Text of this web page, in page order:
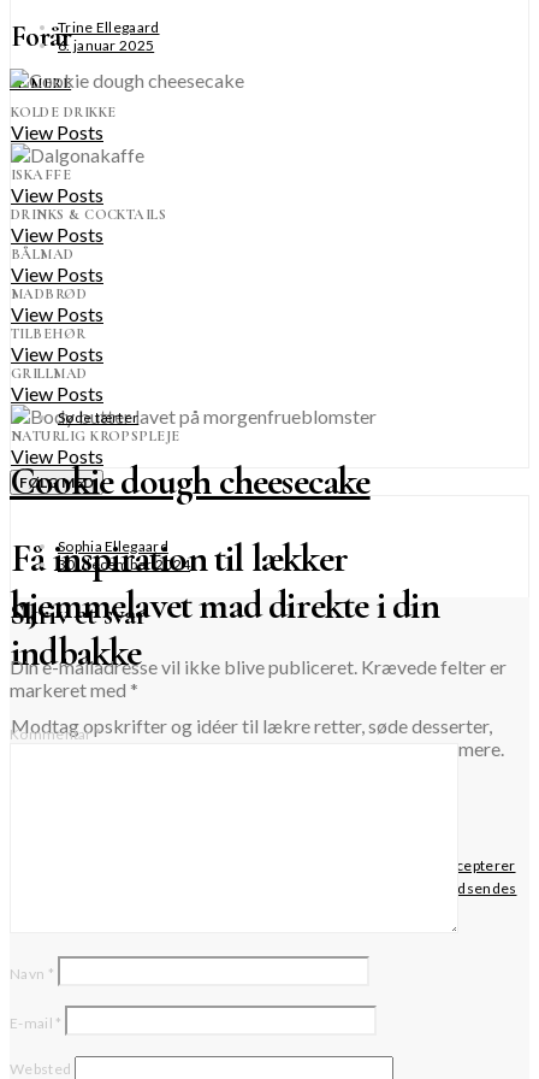
Forår
KOLDE DRIKKE
View Posts
ISKAFFE
View Posts
DRINKS & COCKTAILS
View Posts
BÅLMAD
View Posts
MADBRØD
View Posts
TILBEHØR
View Posts
GRILLMAD
View Posts
NATURLIG KROPSPLEJE
View Posts
FØLG MED
Få inspiration til lækker
hjemmelavet mad direkte i din
indbakke
Modtag opskrifter og idéer til lækre retter, søde desserter,
hyggelige kager, hjemmelavet snaps og likør og meget mere.
Når du krydser af i dette felt, bekræfter du, at du har læst og accepterer
websitets privatlivspolitik vedrørende opbevaring af de data, der indsendes
Trine Ellegaard
6. januar 2025
SE MERE
Søde tærter
Cookie dough cheesecake
Sophia Ellegaard
30. december 2024
Skriv et svar
Din e-mailadresse vil ikke blive publiceret. Krævede felter er
markeret med *
Kommentar*
Navn *
E-mail *
Websted